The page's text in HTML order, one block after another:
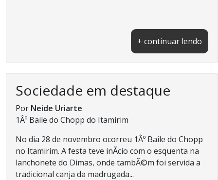
+ continuar lendo
Sociedade em destaque
Por Neide Uriarte
1Âº Baile do Chopp do Itamirim
No dia 28 de novembro ocorreu 1Âº Baile do Chopp
no Itamirim. A festa teve inÃ­cio com o esquenta na
lanchonete do Dimas, onde tambÃ©m foi servida a
tradicional canja da madrugada...